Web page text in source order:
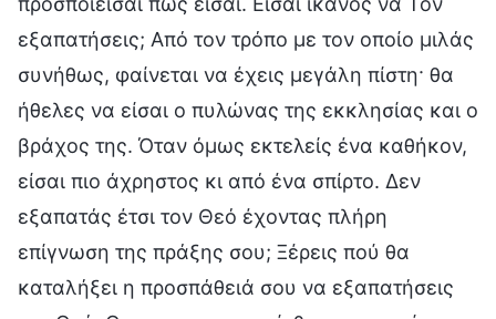
εξαπατήσεις; Από τον τρόπο με τον οποίο μιλάς
συνήθως, φαίνεται να έχεις μεγάλη πίστη· θα
ήθελες να είσαι ο πυλώνας της εκκλησίας και ο
βράχος της. Όταν όμως εκτελείς ένα καθήκον,
είσαι πιο άχρηστος κι από ένα σπίρτο. Δεν
εξαπατάς έτσι τον Θεό έχοντας πλήρη
επίγνωση της πράξης σου; Ξέρεις πού θα
καταλήξει η προσπάθειά σου να εξαπατήσεις